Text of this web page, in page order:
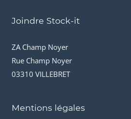
Joindre Stock-it
ZA Champ Noyer
Rue Champ Noyer
03310 VILLEBRET
Mentions légales